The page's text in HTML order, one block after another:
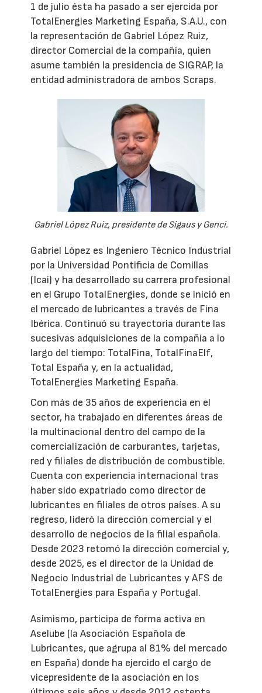
1 de julio ésta ha pasado a ser ejercida por
TotalEnergies Marketing España, S.A.U., con
la representación de Gabriel López Ruiz,
director Comercial de la compañía, quien
asume también la presidencia de SIGRAP, la
entidad administradora de ambos Scraps.
Gabriel López Ruiz, presidente de Sigaus y Genci.
Gabriel López es Ingeniero Técnico Industrial
por la Universidad Pontificia de Comillas
(Icai) y ha desarrollado su carrera profesional
en el Grupo TotalEnergies, donde se inició en
el mercado de lubricantes a través de Fina
Ibérica. Continuó su trayectoria durante las
sucesivas adquisiciones de la compañía a lo
largo del tiempo: TotalFina, TotalFinaElf,
Total España y, en la actualidad,
TotalEnergies Marketing España.
Con más de 35 años de experiencia en el
sector, ha trabajado en diferentes áreas de
la multinacional dentro del campo de la
comercialización de carburantes, tarjetas,
red y filiales de distribución de combustible.
Cuenta con experiencia internacional tras
haber sido expatriado como director de
lubricantes en filiales de otros países. A su
regreso, lideró la dirección comercial y el
desarrollo de negocios de la filial española.
Desde 2023 retomó la dirección comercial y,
desde 2025, es el director de la Unidad de
Negocio Industrial de Lubricantes y AFS de
TotalEnergies para España y Portugal.
Asimismo, participa de forma activa en
Aselube (la Asociación Española de
Lubricantes, que agrupa al 81% del mercado
en España) donde ha ejercido el cargo de
vicepresidente de la asociación en los